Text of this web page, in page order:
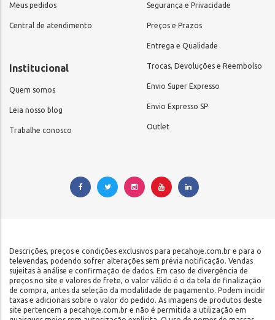
Meus pedidos
Central de atendimento
Institucional
Quem somos
Leia nosso blog
Trabalhe conosco
Segurança e Privacidade
Preços e Prazos
Entrega e Qualidade
Trocas, Devoluções e Reembolso
Envio Super Expresso
Envio Expresso SP
Outlet
Descrições, preços e condições exclusivos para pecahoje.com.br e para o
televendas, podendo sofrer alterações sem prévia notificação. Vendas
sujeitas à análise e confirmação de dados. Em caso de divergência de
preços no site e valores de frete, o valor válido é o da tela de finalização
de compra, antes da seleção da modalidade de pagamento. Podem incidir
taxas e adicionais sobre o valor do pedido. As imagens de produtos deste
site pertencem a pecahoje.com.br e não é permitida a utilização em